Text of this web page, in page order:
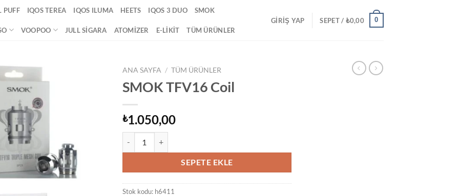
PUFF IQOS TEREA IQOS ILUMA HEETS IQOS 3 DUO SMOK
VOOPOO JULL SIGARA ATOMIZER E-LIKIT TÜM ÜRÜNLER
GIRIŞ YAP SEPET / ₺0,00 0
ANA SAYFA / TÜM ÜRÜNLER
SMOK TFV16 Coil
₺1.050,00
SEPETE EKLE
Stok kodu: h6411